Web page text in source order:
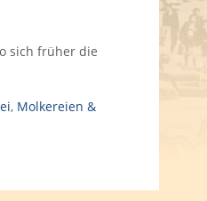
sich früher die
, Molkereien &